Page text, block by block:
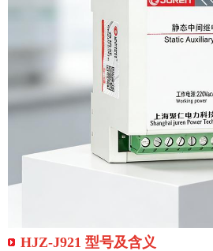
HJZ-J921 型号及含义